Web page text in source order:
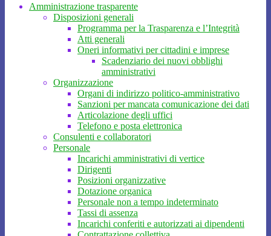
Amministrazione trasparente
Disposizioni generali
Programma per la Trasparenza e l’Integrità
Atti generali
Oneri informativi per cittadini e imprese
Scadenziario dei nuovi obblighi
amministrativi
Organizzazione
Organi di indirizzo politico-amministrativo
Sanzioni per mancata comunicazione dei dati
Articolazione degli uffici
Telefono e posta elettronica
Consulenti e collaboratori
Personale
Incarichi amministrativi di vertice
Dirigenti
Posizioni organizzative
Dotazione organica
Personale non a tempo indeterminato
Tassi di assenza
Incarichi conferiti e autorizzati ai dipendenti